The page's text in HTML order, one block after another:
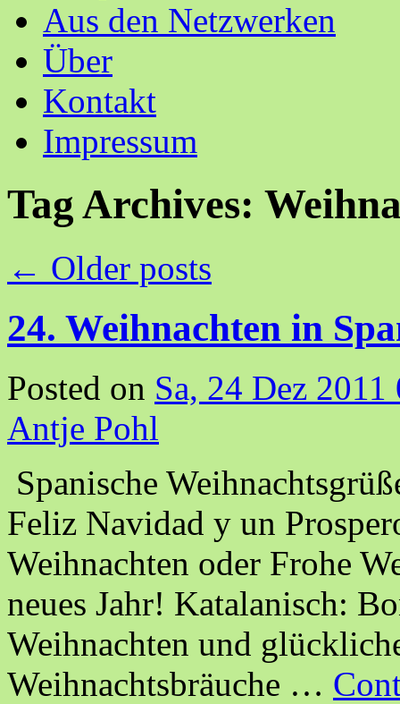
Aus den Netzwerken
Über
Kontakt
Impressum
Tag Archives:
← Older posts
24. Weihnachten in
Posted on Sa, 24 Dez 2011
Antje Pohl
Spanische
Feliz Navidad y un
Weihnachten oder Frohe
neues Jahr! Katalanisch:
Weihnachten und
Weihnachtsbräuche …